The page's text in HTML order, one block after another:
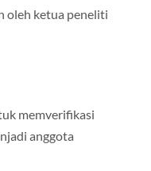
oleh ketua peneliti
memverifikasi
anggota